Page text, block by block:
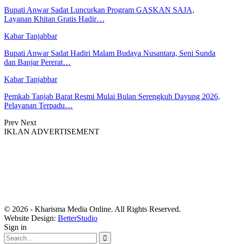
Bupati Anwar Sadat Luncurkan Program GASKAN SAJA,
Layanan Khitan Gratis Hadir…
Kabar Tanjabbar
Bupati Anwar Sadat Hadiri Malam Budaya Nusantara, Seni Sunda
dan Banjar Pererat…
Kabar Tanjabbar
Pemkab Tanjab Barat Resmi Mulai Bulan Serengkuh Dayung 2026,
Pelayanan Terpadu…
Prev Next
IKLAN ADVERTISEMENT
© 2026 - Kharisma Media Online. All Rights Reserved.
Website Design: BetterStudio
Sign in